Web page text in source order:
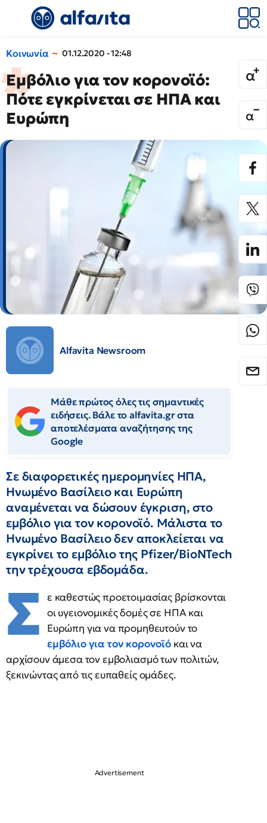
Κοινωνία 01.12.2020 - 12:48
Εμβόλιο για τον κορονοϊό:
Πότε εγκρίνεται σε ΗΠΑ και
Ευρώπη
Alfavita Newsroom
Μάθε πρώτος όλες τις σημαντικές
ειδήσεις. Βάλε το alfavita.gr στα
αποτελέσματα αναζήτησης της
Google
Σε διαφορετικές ημερομηνίες ΗΠΑ,
Ηνωμένο Βασίλειο και Ευρώπη
αναμένεται να δώσουν έγκριση, στο
εμβόλιο για τον κορονοϊό. Μάλιστα το
Ηνωμένο Βασίλειο δεν αποκλείεται να
εγκρίνει το εμβόλιο της Pfizer/BioNTech
την τρέχουσα εβδομάδα.
Σ ε καθεστώς προετοιμασίας βρίσκονται
οι υγειονομικές δομές σε ΗΠΑ και
Ευρώπη για να προμηθευτούν το
εμβόλιο για τον κορονοϊό και να
αρχίσουν άμεσα τον εμβολιασμό των πολιτών,
ξεκινώντας από τις ευπαθείς ομάδες.